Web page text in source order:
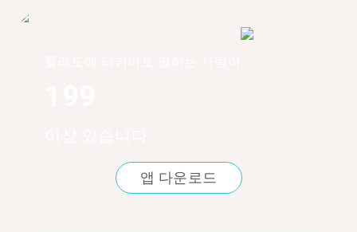
앱 다운로드